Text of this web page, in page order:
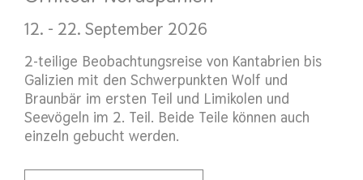
12. - 22. September 2026
2-teilige Beobachtungsreise von Kantabrien bis
Galizien mit den Schwerpunkten Wolf und
Braunbär im ersten Teil und Limikolen und
Seevögeln im 2. Teil. Beide Teile können auch
einzeln gebucht werden.